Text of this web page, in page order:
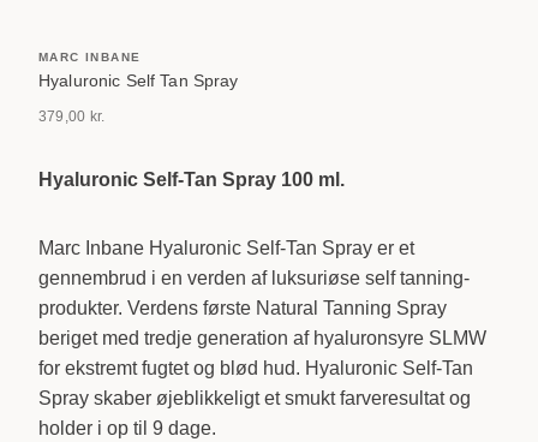
MARC INBANE
Hyaluronic Self Tan Spray
379,00 kr.
Hyaluronic Self-Tan Spray 100 ml.
Marc Inbane Hyaluronic Self-Tan Spray er et
gennembrud i en verden af luksuriøse self tanning-
produkter. Verdens første Natural Tanning Spray
beriget med tredje generation af hyaluronsyre SLMW
for ekstremt fugtet og blød hud. Hyaluronic Self-Tan
Spray skaber øjeblikkeligt et smukt farveresultat og
holder i op til 9 dage.